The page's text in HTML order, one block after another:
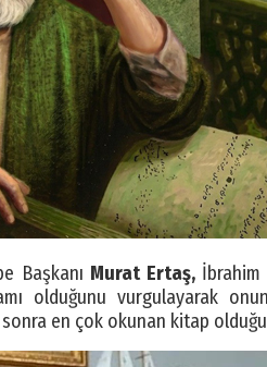
Başkanı Murat Ertaş,İbrahim
olduğunu vurgulayarak onun
sonra en çok okunan kitap